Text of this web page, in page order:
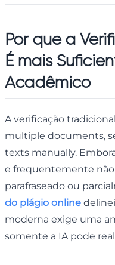
Por que a
É mais
Acadêmico
A verificação
multiple documents,
texts manually.
e frequentemente
parafraseado ou
do plágio online
moderna exige uma
somente a IA pode